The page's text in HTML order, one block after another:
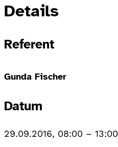
Details
Referent
Gunda Fischer
Datum
29.09.2016, 08:00 – 13:00